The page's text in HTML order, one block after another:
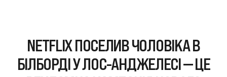
NETFLIX ПОСЕЛИВ ЧОЛОВІКА В
БІЛБОРДІ У ЛОС-АНДЖЕЛЕСІ — ЦЕ